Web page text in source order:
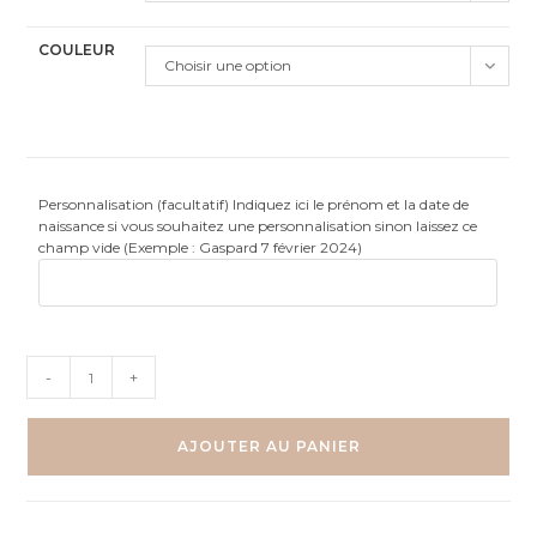
COULEUR
Choisir une option
Personnalisation (facultatif) Indiquez ici le prénom et la date de
naissance si vous souhaitez une personnalisation sinon laissez ce
champ vide (Exemple : Gaspard 7 février 2024)
Éléphant
- +
AJOUTER AU PANIER